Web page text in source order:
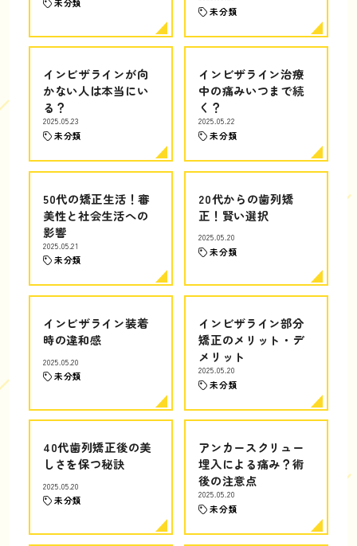
未分類
未分類
インビザラインが向
かない人は本当にい
る？
2025.05.23
未分類
インビザライン治療
中の痛みいつまで続
く？
2025.05.22
未分類
50代の矯正生活！審
美性と社会生活への
影響
2025.05.21
未分類
20代からの歯列矯
正！賢い選択
2025.05.20
未分類
インビザライン装着
時の違和感
2025.05.20
未分類
インビザライン部分
矯正のメリット・デ
メリット
2025.05.20
未分類
40代歯列矯正後の美
しさを保つ秘訣
2025.05.20
未分類
アンカースクリュー
埋入による痛み？術
後の注意点
2025.05.20
未分類